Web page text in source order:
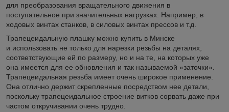
для преобразования вращательного движения в
поступательное при значительных нагрузках. Например, в
ходовых винтах станков, в силовых винтах прессов и т.д.
Трапецеидальную плашку можно купить в Минске
и использовать не только для нарезки резьбы на деталях,
соответствующие ей по размеру, но и на те, на которых уже
она имеется для ее обновления и так называемой «заточки».
Трапецеидальная резьба имеет очень широкое применение.
Она отлично держит скрепленные посредством нее детали,
поскольку трапецеидальное строение витков сорвать даже при
частом откручивании очень трудно.